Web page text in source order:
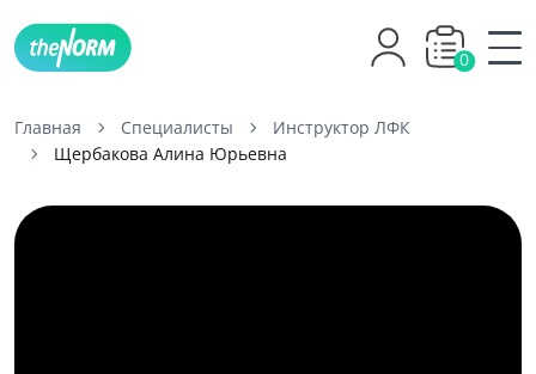
0
Главная Специалисты
Инструктор ЛФК
Щербакова Алина Юрьевна